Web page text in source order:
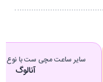
سایر ساعت مچی ست با نوع
آنالوگ